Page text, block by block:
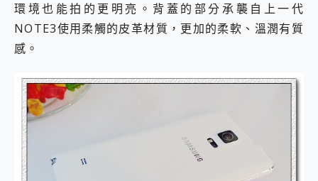
環境也能拍的更明亮。背蓋的部分承襲自上一代
NOTE3使用柔觸的皮革材質，更加的柔軟、溫潤有質
感。